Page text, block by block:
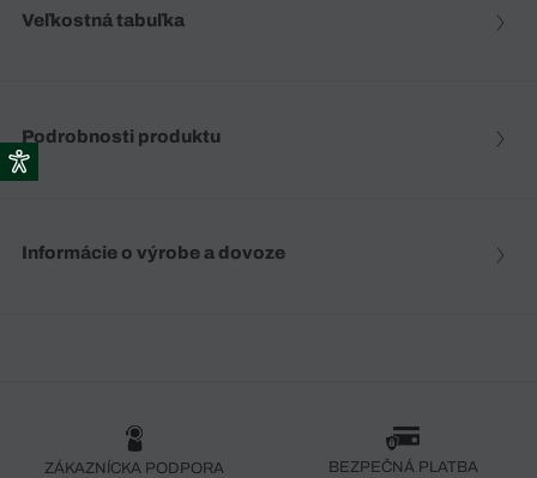
Veľkostná tabuľka
Podrobnosti produktu
Informácie o výrobe a dovoze
ZÁKAZNÍCKA PODPORA BEZPEČNÁ PLATBA